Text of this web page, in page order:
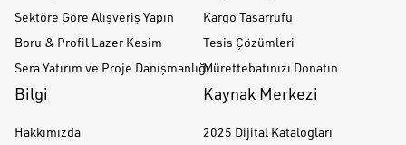
Sektöre Göre Alışveriş Yapın
Boru & Profil Lazer Kesim
Sera Yatırım ve Proje Danışmanlığı
Kargo Tasarrufu
Tesis Çözümleri
Mürettebatınızı Donatın
Bilgi
Hakkımızda
Kaynak Merkezi
2025 Dijital Katalogları